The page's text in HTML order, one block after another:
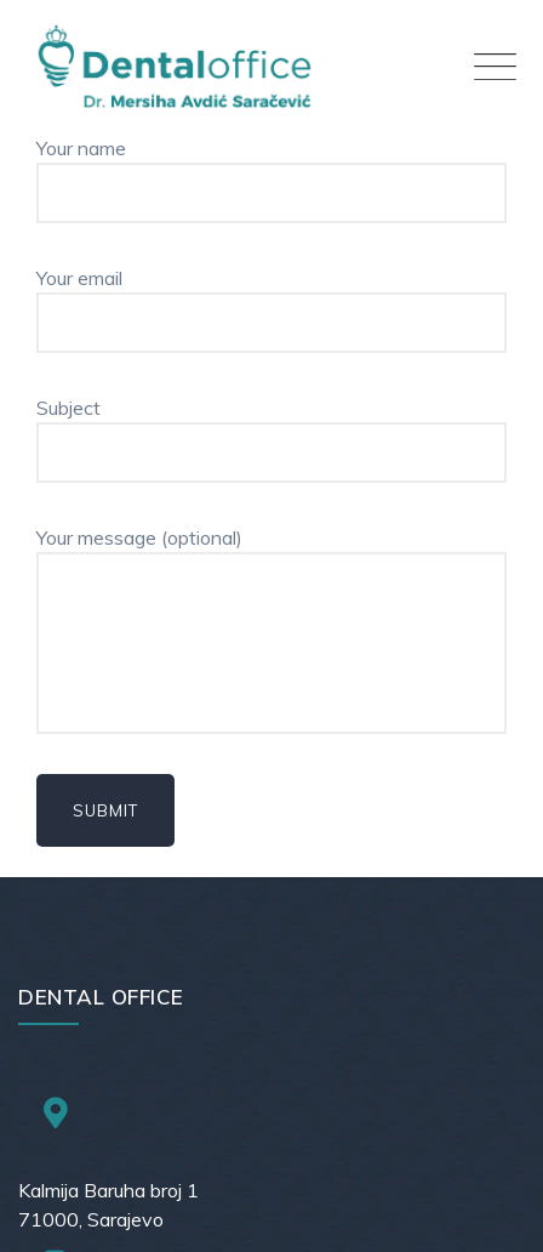
content
Your name
Your email
Subject
Your message (optional)
DENTAL OFFICE
Kalmija Baruha broj 1
71000, Sarajevo